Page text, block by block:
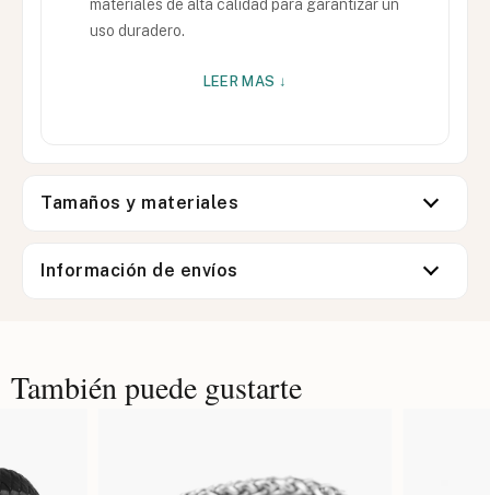
materiales de alta calidad para garantizar un
uso duradero.
LEER MAS ↓
Tamaños y materiales
Información de envíos
También puede gustarte